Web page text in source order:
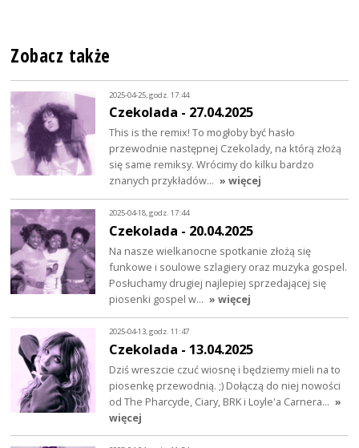
Zobacz także
2025-04-25, godz. 17:44
Czekolada - 27.04.2025
This is the remix! To mogłoby być hasło
przewodnie następnej Czekolady, na którą złożą
się same remiksy. Wrócimy do kilku bardzo
znanych przykładów… » więcej
2025-04-18, godz. 17:44
Czekolada - 20.04.2025
Na nasze wielkanocne spotkanie złożą się
funkowe i soulowe szlagiery oraz muzyka gospel.
Posłuchamy drugiej najlepiej sprzedającej się
piosenki gospel w… » więcej
2025-04-13, godz. 11:47
Czekolada - 13.04.2025
Dziś wreszcie czuć wiosnę i będziemy mieli na to
piosenkę przewodnią. ;) Dołączą do niej nowości
od The Pharcyde, Ciary, BRK i Loyle'a Carnera… »
więcej